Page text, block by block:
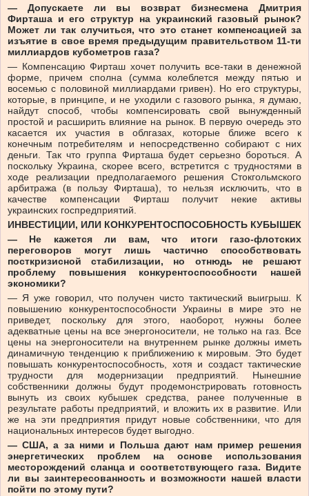
— Допускаете ли вы возврат бизнесмена Дмитрия
Фирташа и его структур на украинский газовый рынок?
Может ли так случиться, что это станет компенсацией за
изъятие в свое время предыдущим правительством 11-ти
миллиардов кубометров газа?
— Компенсацию Фирташ хочет получить все-таки в денежной
форме, причем сполна (сумма колеблется между пятью и
восемью с половиной миллиардами гривен). Но его структуры,
которые, в принципе, и не уходили с газового рынка, я думаю,
найдут способ, чтобы компенсировать свой вынужденный
простой и расширить влияние на рынок. В первую очередь это
касается их участия в облгазах, которые ближе всего к
конечным потребителям и непосредственно собирают с них
деньги. Так что группа Фирташа будет серьезно бороться. А
поскольку Украина, скорее всего, встретится с трудностями в
ходе реализации предполагаемого решения Стокгольмского
арбитража (в пользу Фирташа), то нельзя исключить, что в
качестве компенсации Фирташ получит некие активы
украинских госпредприятий.
ИНВЕСТИЦИИ, ИЛИ КОНКУРЕНТОСПОСОБНОСТЬ КУБЫШЕК
— Не кажется ли вам, что итоги газо-флотских
переговоров могут лишь частично способствовать
посткризисной стабилизации, но отнюдь не решают
проблему повышения конкурентоспособности нашей
экономики?
— Я уже говорил, что получен чисто тактический выигрыш. К
повышению конкурентоспособности Украины в мире это не
приведет, поскольку для этого, наоборот, нужны более
адекватные цены на все энергоносители, не только на газ. Все
цены на энергоносители на внутреннем рынке должны иметь
динамичную тенденцию к приближению к мировым. Это будет
повышать конкурентоспособность, хотя и создаст тактические
трудности для модернизации предприятий. Нынешние
собственники должны будут продемонстрировать готовность
вынуть из своих кубышек средства, ранее полученные в
результате работы предприятий, и вложить их в развитие. Или
же на эти предприятия придут новые собственники, что для
национальных интересов будет выгодно.
— США, а за ними и Польша дают нам пример решения
энергетических проблем на основе использования
месторождений сланца и соответствующего газа. Видите
ли вы заинтересованность и возможности нашей власти
пойти по этому пути?